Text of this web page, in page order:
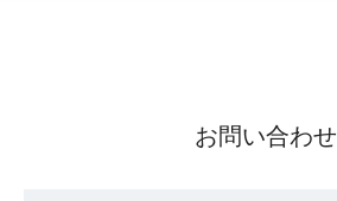
お問い合わせ